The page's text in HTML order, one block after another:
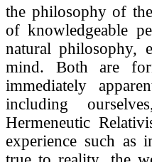
the philosophy of
of knowledgeable
natural philosophy,
mind. Both are
immediately
including
Hermeneutic
experience such as